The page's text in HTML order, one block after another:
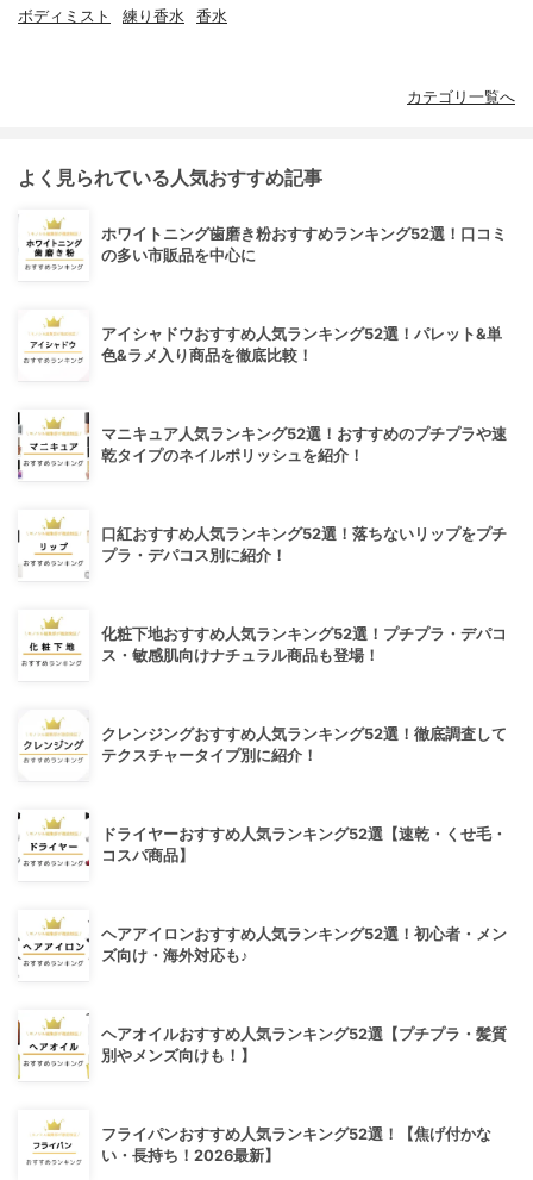
ボディミスト 練り香水 香水
カテゴリ一覧へ
よく見られている人気おすすめ記事
ホワイトニング歯磨き粉おすすめランキング52選！口コミ
の多い市販品を中心に
アイシャドウおすすめ人気ランキング52選！パレット&単
色&ラメ入り商品を徹底比較！
マニキュア人気ランキング52選！おすすめのプチプラや速
乾タイプのネイルポリッシュを紹介！
口紅おすすめ人気ランキング52選！落ちないリップをプチ
プラ・デパコス別に紹介！
化粧下地おすすめ人気ランキング52選！プチプラ・デパコ
ス・敏感肌向けナチュラル商品も登場！
クレンジングおすすめ人気ランキング52選！徹底調査して
テクスチャータイプ別に紹介！
ドライヤーおすすめ人気ランキング52選【速乾・くせ毛・
コスパ商品】
ヘアアイロンおすすめ人気ランキング52選！初心者・メン
ズ向け・海外対応も♪
ヘアオイルおすすめ人気ランキング52選【プチプラ・髪質
別やメンズ向けも！】
フライパンおすすめ人気ランキング52選！【焦げ付かな
い・長持ち！2026最新】